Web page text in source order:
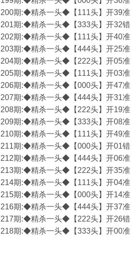
200期:◆精杀一头◆【111头】开39准
201期:◆精杀一头◆【333头】开32错
202期:◆精杀一头◆【111头】开40准
203期:◆精杀一头◆【444头】开25准
204期:◆精杀一头◆【222头】开05准
205期:◆精杀一头◆【111头】开03准
206期:◆精杀一头◆【000头】开47准
207期:◆精杀一头◆【444头】开31准
208期:◆精杀一头◆【222头】开19准
209期:◆精杀一头◆【333头】开08准
210期:◆精杀一头◆【111头】开49准
211期:◆精杀一头◆【000头】开01错
212期:◆精杀一头◆【444头】开06准
213期:◆精杀一头◆【222头】开35准
214期:◆精杀一头◆【111头】开04准
215期:◆精杀一头◆【000头】开14准
216期:◆精杀一头◆【444头】开37准
217期:◆精杀一头◆【222头】开26错
218期:◆精杀一头◆【333头】开00准